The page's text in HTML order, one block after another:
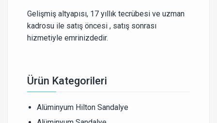
Gelişmiş altyapısı, 17 yıllık tecrübesi ve uzman
kadrosu ile satış öncesi , satış sonrası
hizmetiyle emrinizdedir.
Ürün Kategorileri
Alüminyum Hilton Sandalye